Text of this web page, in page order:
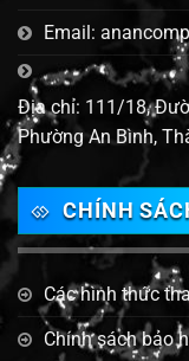
Email:
Địa chỉ: 111/18,
Phường An Bình,
CHÍNH
Các hình thức
Chính sách bảo